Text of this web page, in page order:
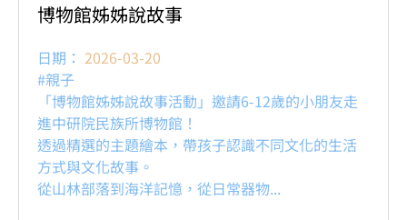
博物館姊姊說故事
日期： 2026-03-20
#親子
「博物館姊姊說故事活動」邀請6-12歲的小朋友走
進中研院民族所博物館！
透過精選的主題繪本，帶孩子認識不同文化的生活
方式與文化故事。
從山林部落到海洋記憶，從日常器物...